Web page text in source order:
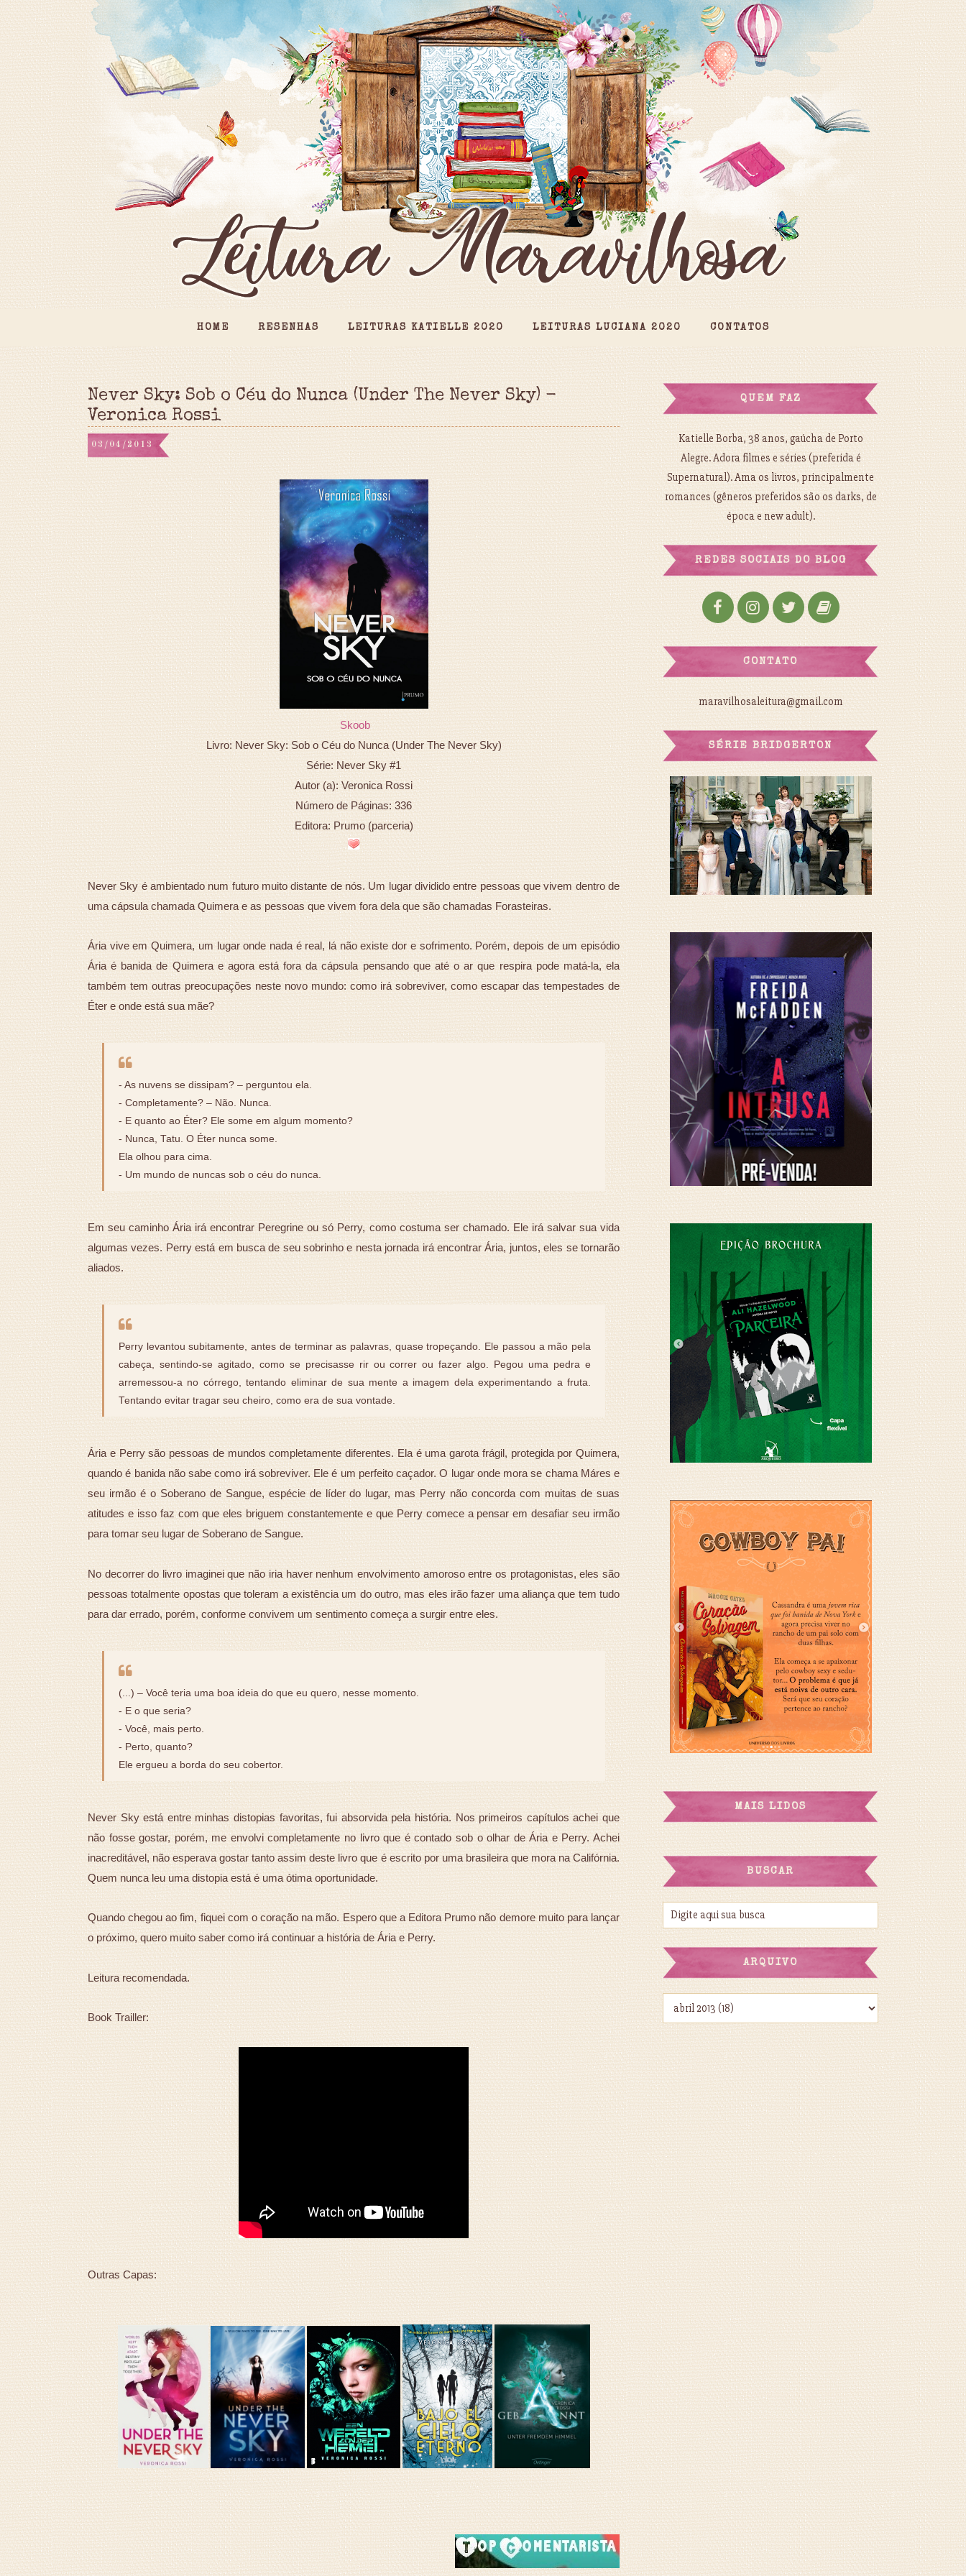
HOME RESENHAS LEITURAS KATIELLE 2020 LEITURAS LUCIANA 2020 CONTATOS
Never Sky: Sob o Céu do Nunca (Under The Never Sky) -
Veronica Rossi
03/04/2013
Skoob
Livro: Never Sky: Sob o Céu do Nunca (Under The Never Sky)
Série: Never Sky #1
Autor (a): Veronica Rossi
Número de Páginas: 336
Editora: Prumo (parceria)
Never Sky é ambientado num futuro muito distante de nós. Um lugar dividido entre pessoas que vivem dentro de
uma cápsula chamada Quimera e as pessoas que vivem fora dela que são chamadas Forasteiras.
Ária vive em Quimera, um lugar onde nada é real, lá não existe dor e sofrimento. Porém, depois de um episódio
Ária é banida de Quimera e agora está fora da cápsula pensando que até o ar que respira pode matá-la, ela
também tem outras preocupações neste novo mundo: como irá sobreviver, como escapar das tempestades de
Éter e onde está sua mãe?
- As nuvens se dissipam? – perguntou ela.
- Completamente? – Não. Nunca.
- E quanto ao Éter? Ele some em algum momento?
- Nunca, Tatu. O Éter nunca some.
Ela olhou para cima.
- Um mundo de nuncas sob o céu do nunca.
Em seu caminho Ária irá encontrar Peregrine ou só Perry, como costuma ser chamado. Ele irá salvar sua vida
algumas vezes. Perry está em busca de seu sobrinho e nesta jornada irá encontrar Ária, juntos, eles se tornarão
aliados.
Perry levantou subitamente, antes de terminar as palavras, quase tropeçando. Ele passou a mão pela
cabeça, sentindo-se agitado, como se precisasse rir ou correr ou fazer algo. Pegou uma pedra e
arremessou-a no córrego, tentando eliminar de sua mente a imagem dela experimentando a fruta.
Tentando evitar tragar seu cheiro, como era de sua vontade.
Ária e Perry são pessoas de mundos completamente diferentes. Ela é uma garota frágil, protegida por Quimera,
quando é banida não sabe como irá sobreviver. Ele é um perfeito caçador. O lugar onde mora se chama Máres e
seu irmão é o Soberano de Sangue, espécie de líder do lugar, mas Perry não concorda com muitas de suas
atitudes e isso faz com que eles briguem constantemente e que Perry comece a pensar em desafiar seu irmão
para tomar seu lugar de Soberano de Sangue.
No decorrer do livro imaginei que não iria haver nenhum envolvimento amoroso entre os protagonistas, eles são
pessoas totalmente opostas que toleram a existência um do outro, mas eles irão fazer uma aliança que tem tudo
para dar errado, porém, conforme convivem um sentimento começa a surgir entre eles.
(...) – Você teria uma boa ideia do que eu quero, nesse momento.
- E o que seria?
- Você, mais perto.
- Perto, quanto?
Ele ergueu a borda do seu cobertor.
Never Sky está entre minhas distopias favoritas, fui absorvida pela história. Nos primeiros capítulos achei que
não fosse gostar, porém, me envolvi completamente no livro que é contado sob o olhar de Ária e Perry. Achei
inacreditável, não esperava gostar tanto assim deste livro que é escrito por uma brasileira que mora na Califórnia.
Quem nunca leu uma distopia está é uma ótima oportunidade.
Quando chegou ao fim, fiquei com o coração na mão. Espero que a Editora Prumo não demore muito para lançar
o próximo, quero muito saber como irá continuar a história de Ária e Perry.
Leitura recomendada.
Book Trailler:
Outras Capas:
QUEM FAZ
Katielle Borba, 38 anos, gaúcha de Porto
Alegre. Adora filmes e séries (preferida é
Supernatural). Ama os livros, principalmente
romances (gêneros preferidos são os darks, de
época e new adult).
REDES SOCIAIS DO BLOG
CONTATO
maravilhosaleitura@gmail.com
SÉRIE BRIDGERTON
MAIS LIDOS
BUSCAR
ARQUIVO